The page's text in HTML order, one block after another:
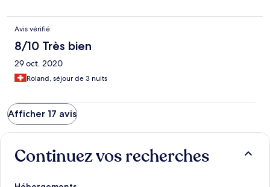
Avis vérifié
8/10 Très bien
29 oct. 2020
Roland, séjour de 3 nuits
Afficher 17 avis
Continuez vos recherches